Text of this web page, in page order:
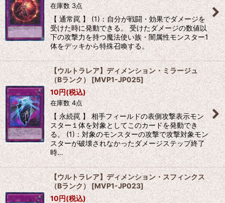
在庫数 3点
【 通常罠 】 (1)：自分が戦闘・効果でダメージを
受けた時に発動できる。 受けたダメージの数値以
下の攻撃力を持つ魔法使い族・闇属性モンスター1
体をデッキから特殊召喚する。
【ウルトラレア】ディメンション・ミラージュ
（Bランク） [MVP1-JP025]
10円(税込)
在庫数 4点
【 永続罠 】 相手フィールドの表側攻撃表示モン
スター１体を対象としてこのカードを発動でき
る。 (1)：対象のモンスターの攻撃で攻撃対象モン
スターが破壊されなかったダメージステップ終了
時…
【ウルトラレア】ディメンション・スフィンクス
（Bランク） [MVP1-JP023]
10円(税込)